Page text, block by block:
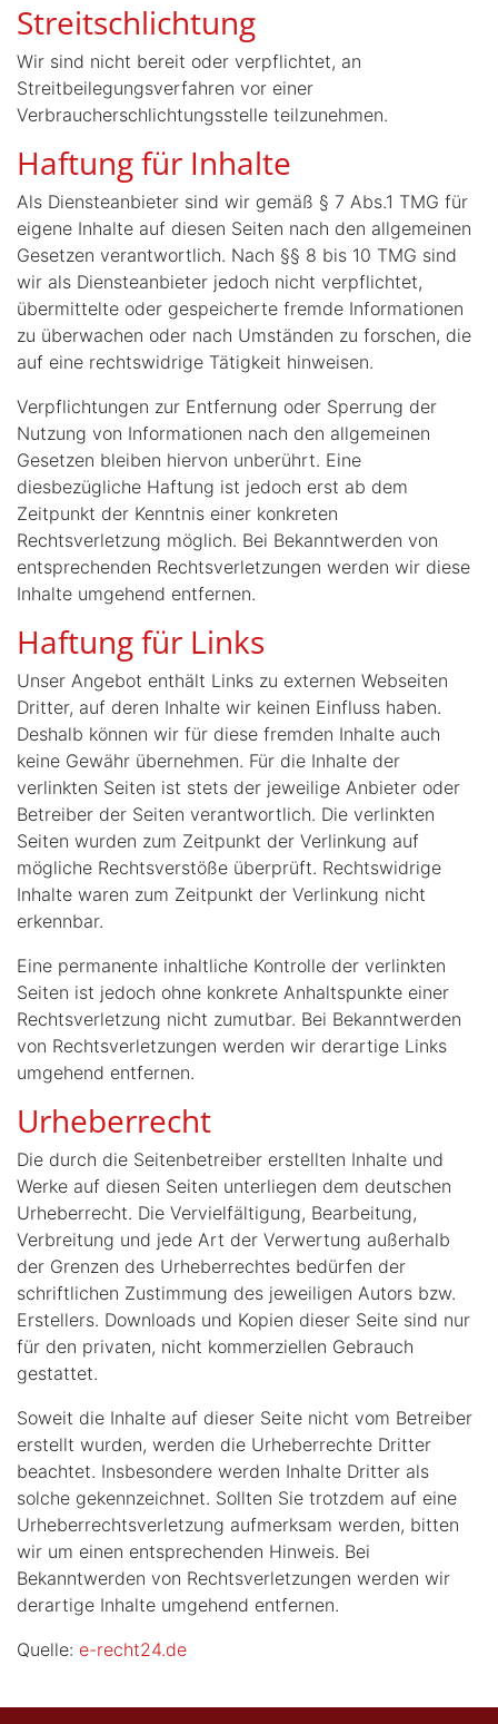
Streitschlichtung
Wir sind nicht bereit oder verpflichtet, an
Streitbeilegungsverfahren vor einer
Verbraucherschlichtungsstelle teilzunehmen.
Haftung für Inhalte
Als Diensteanbieter sind wir gemäß § 7 Abs.1 TMG für
eigene Inhalte auf diesen Seiten nach den allgemeinen
Gesetzen verantwortlich. Nach §§ 8 bis 10 TMG sind
wir als Diensteanbieter jedoch nicht verpflichtet,
übermittelte oder gespeicherte fremde Informationen
zu überwachen oder nach Umständen zu forschen, die
auf eine rechtswidrige Tätigkeit hinweisen.
Verpflichtungen zur Entfernung oder Sperrung der
Nutzung von Informationen nach den allgemeinen
Gesetzen bleiben hiervon unberührt. Eine
diesbezügliche Haftung ist jedoch erst ab dem
Zeitpunkt der Kenntnis einer konkreten
Rechtsverletzung möglich. Bei Bekanntwerden von
entsprechenden Rechtsverletzungen werden wir diese
Inhalte umgehend entfernen.
Haftung für Links
Unser Angebot enthält Links zu externen Webseiten
Dritter, auf deren Inhalte wir keinen Einfluss haben.
Deshalb können wir für diese fremden Inhalte auch
keine Gewähr übernehmen. Für die Inhalte der
verlinkten Seiten ist stets der jeweilige Anbieter oder
Betreiber der Seiten verantwortlich. Die verlinkten
Seiten wurden zum Zeitpunkt der Verlinkung auf
mögliche Rechtsverstöße überprüft. Rechtswidrige
Inhalte waren zum Zeitpunkt der Verlinkung nicht
erkennbar.
Eine permanente inhaltliche Kontrolle der verlinkten
Seiten ist jedoch ohne konkrete Anhaltspunkte einer
Rechtsverletzung nicht zumutbar. Bei Bekanntwerden
von Rechtsverletzungen werden wir derartige Links
umgehend entfernen.
Urheberrecht
Die durch die Seitenbetreiber erstellten Inhalte und
Werke auf diesen Seiten unterliegen dem deutschen
Urheberrecht. Die Vervielfältigung, Bearbeitung,
Verbreitung und jede Art der Verwertung außerhalb
der Grenzen des Urheberrechtes bedürfen der
schriftlichen Zustimmung des jeweiligen Autors bzw.
Erstellers. Downloads und Kopien dieser Seite sind nur
für den privaten, nicht kommerziellen Gebrauch
gestattet.
Soweit die Inhalte auf dieser Seite nicht vom Betreiber
erstellt wurden, werden die Urheberrechte Dritter
beachtet. Insbesondere werden Inhalte Dritter als
solche gekennzeichnet. Sollten Sie trotzdem auf eine
Urheberrechtsverletzung aufmerksam werden, bitten
wir um einen entsprechenden Hinweis. Bei
Bekanntwerden von Rechtsverletzungen werden wir
derartige Inhalte umgehend entfernen.
Quelle: e-recht24.de